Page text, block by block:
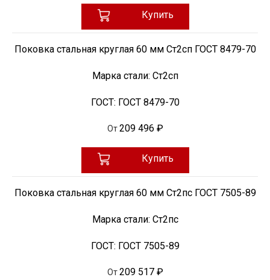
Купить
Поковка стальная круглая 60 мм Ст2сп ГОСТ 8479-70
Марка стали: Ст2сп
ГОСТ: ГОСТ 8479-70
От 209 496 ₽
Купить
Поковка стальная круглая 60 мм Ст2пс ГОСТ 7505-89
Марка стали: Ст2пс
ГОСТ: ГОСТ 7505-89
От 209 517 ₽